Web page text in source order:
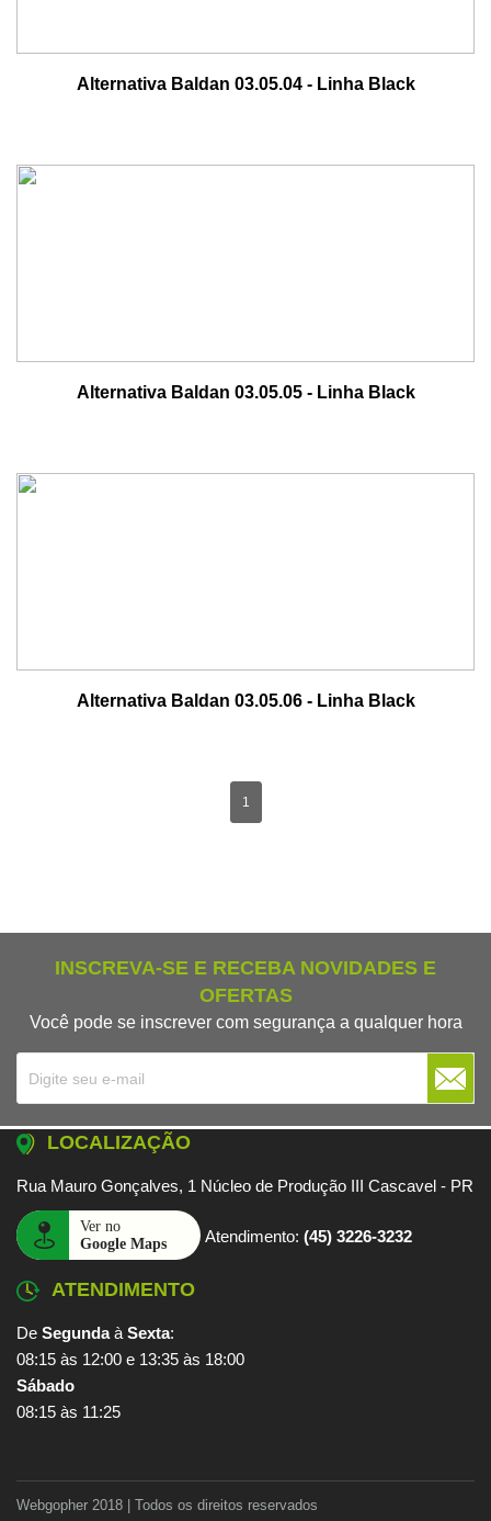
Alternativa Baldan 03.05.04 - Linha Black
Alternativa Baldan 03.05.05 - Linha Black
Alternativa Baldan 03.05.06 - Linha Black
1
INSCREVA-SE E RECEBA NOVIDADES E
OFERTAS
Você pode se inscrever com segurança a qualquer hora
LOCALIZAÇÃO
Rua Mauro Gonçalves, 1 Núcleo de Produção III Cascavel - PR
Atendimento: (45) 3226-3232
ATENDIMENTO
De Segundaà Sexta:
08:15 às 12:00 e 13:35 às 18:00
Sábado
08:15 às 11:25
Webgopher 2018 | Todos os direitos reservados